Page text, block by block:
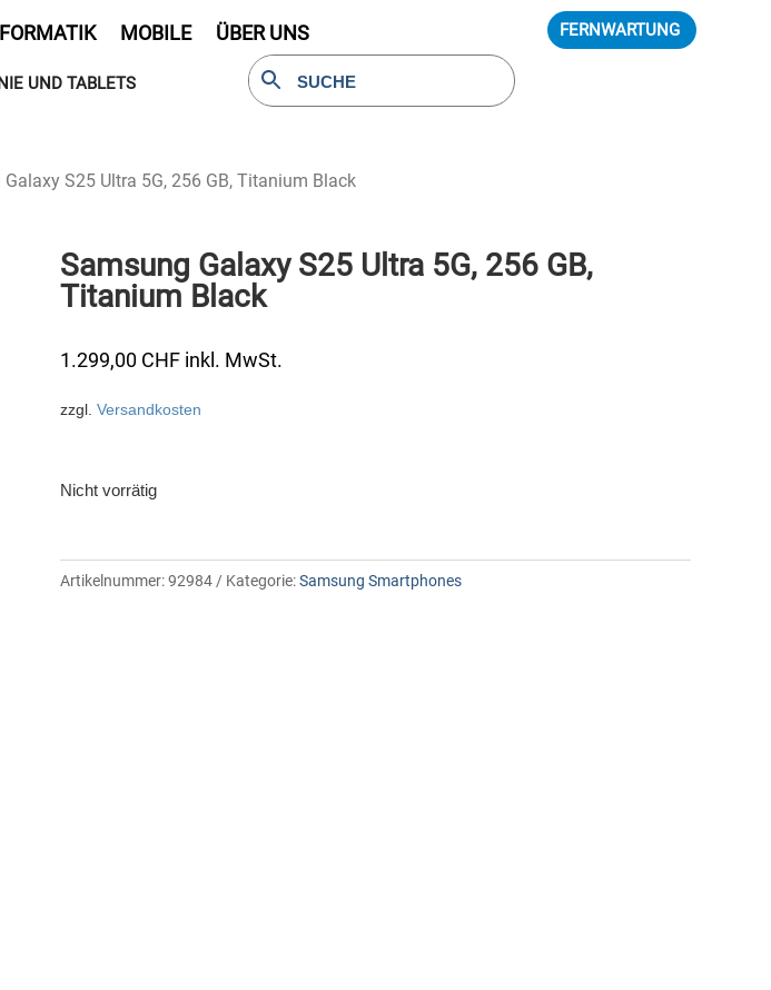
MOBILE ÜBER UNS FERNWARTUNG
UND TABLETS
S25 Ultra 5G, 256 GB, Titanium Black
Samsung Galaxy S25 Ultra 5G, 256 GB,
Titanium Black
1.299,00 CHF inkl. MwSt.
zzgl. Versandkosten
Nicht vorrätig
Artikelnummer:92984 Kategorie:Samsung Smartphones